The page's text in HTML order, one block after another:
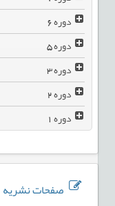
دوره6
دوره5
دوره3
دوره2
دوره1
صفحات نشریه